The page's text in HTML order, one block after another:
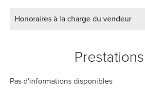
Honoraires à la charge du vendeur
Prestations
Pas d'informations disponibles